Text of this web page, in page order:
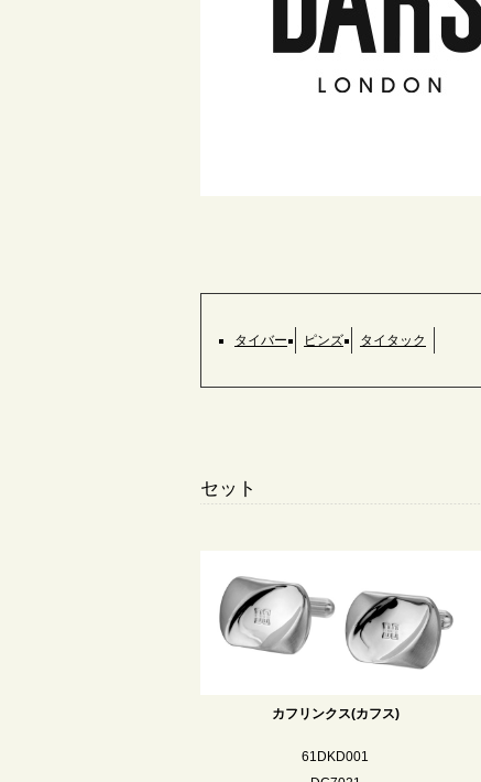
タイバー ピンズ タイタック
セット
カフリンクス(カフス)
61DKD001